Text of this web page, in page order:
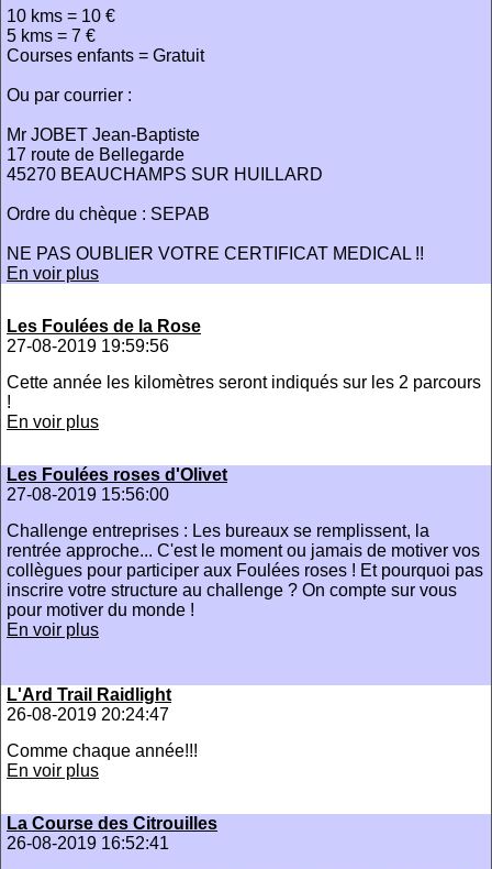
10 kms = 10 €
5 kms = 7 €
Courses enfants = Gratuit
Ou par courrier :
Mr JOBET Jean-Baptiste
17 route de Bellegarde
45270 BEAUCHAMPS SUR HUILLARD
Ordre du chèque : SEPAB
NE PAS OUBLIER VOTRE CERTIFICAT MEDICAL !!
En voir plus
Les Foulées de la Rose
27-08-2019 19:59:56
Cette année les kilomètres seront indiqués sur les 2 parcours
!
En voir plus
Les Foulées roses d'Olivet
27-08-2019 15:56:00
Challenge entreprises : Les bureaux se remplissent, la
rentrée approche... C'est le moment ou jamais de motiver vos
collègues pour participer aux Foulées roses ! Et pourquoi pas
inscrire votre structure au challenge ? On compte sur vous
pour motiver du monde !
En voir plus
L'Ard Trail Raidlight
26-08-2019 20:24:47
Comme chaque année!!!
En voir plus
La Course des Citrouilles
26-08-2019 16:52:41